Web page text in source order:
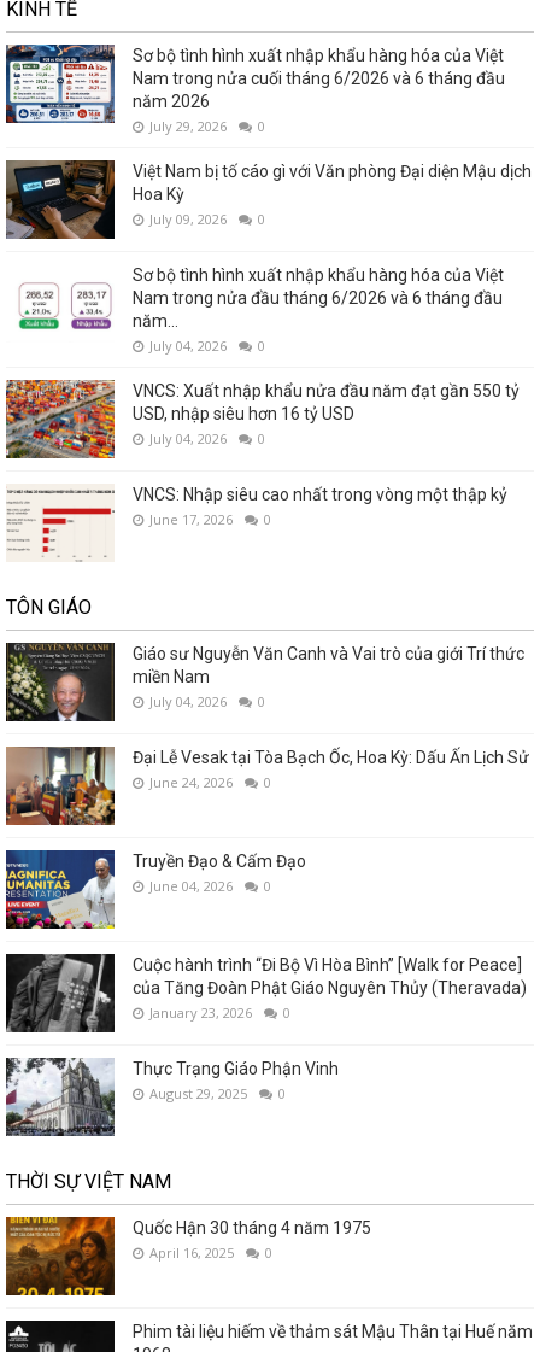
KINH TẾ
Sơ bộ tình hình xuất nhập khẩu hàng hóa của Việt
Nam trong nửa cuối tháng 6/2026 và 6 tháng đầu
năm 2026
July 29, 2026 0
Việt Nam bị tố cáo gì với Văn phòng Đại diện Mậu dịch
Hoa Kỳ
July 09, 2026 0
Sơ bộ tình hình xuất nhập khẩu hàng hóa của Việt
Nam trong nửa đầu tháng 6/2026 và 6 tháng đầu
năm...
July 04, 2026 0
VNCS: Xuất nhập khẩu nửa đầu năm đạt gần 550 tỷ
USD, nhập siêu hơn 16 tỷ USD
July 04, 2026 0
VNCS: Nhập siêu cao nhất trong vòng một thập kỷ
June 17, 2026 0
TÔN GIÁO
Giáo sư Nguyễn Văn Canh và Vai trò của giới Trí thức
miền Nam
July 04, 2026 0
Đại Lễ Vesak tại Tòa Bạch Ốc, Hoa Kỳ: Dấu Ấn Lịch Sử
June 24, 2026 0
Truyền Đạo & Cấm Đạo
June 04, 2026 0
Cuộc hành trình “Đi Bộ Vì Hòa Bình” [Walk for Peace]
của Tăng Đoàn Phật Giáo Nguyên Thủy (Theravada)
January 23, 2026 0
Thực Trạng Giáo Phận Vinh
August 29, 2025 0
THỜI SỰ VIỆT NAM
Quốc Hận 30 tháng 4 năm 1975
April 16, 2025 0
Phim tài liệu hiếm về thảm sát Mậu Thân tại Huế năm